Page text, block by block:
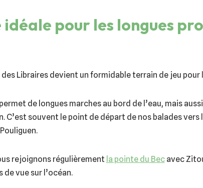
idéale pour les longues
des Libraires devient un formidable terrain de jeu pour
de longues marches au bord de l’eau, mais
C’est souvent le point de départ de nos balades vers
rejoignons régulièrement la pointe du Becavec
vue sur l’océan.